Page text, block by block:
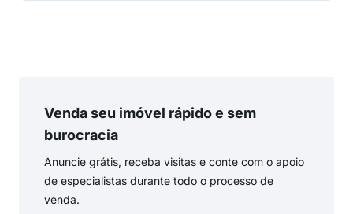
Venda seu imóvel rápido e sem
burocracia
Anuncie grátis, receba visitas e conte com o apoio
de especialistas durante todo o processo de
venda.